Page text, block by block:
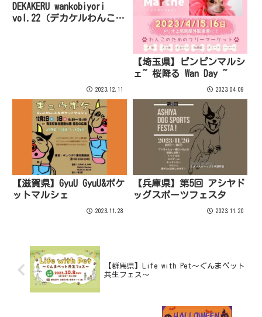
DEKAKERU wankobiyori
vol.22（デカケルわんこび
2023.12.11
【埼玉県】ピンピンマルシ
ェ~ 桜降る Wan Day ~
2023.04.09
【滋賀県】GyuU GyuU&ポケ
ットマルシェ
2023.11.28
【兵庫県】第5回 アシヤド
ッグスポーツフェスタ
2023.11.20
【群馬県】Life with Pet～ぐんまペット
共生フェス～